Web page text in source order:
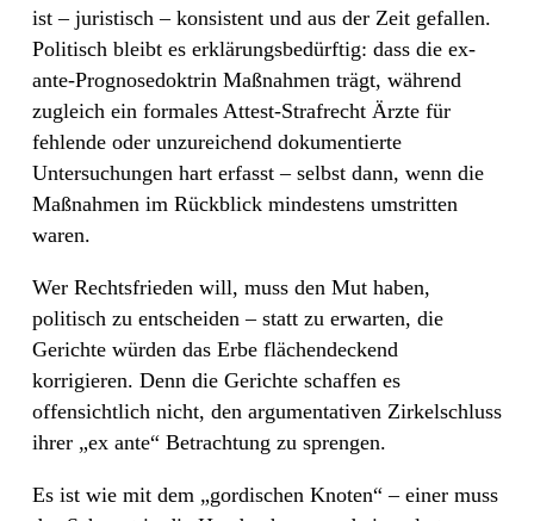
ist – juristisch – konsistent und aus der Zeit gefallen.
Politisch bleibt es erklärungsbedürftig: dass die ex-
ante-Prognosedoktrin Maßnahmen trägt, während
zugleich ein formales Attest-Strafrecht Ärzte für
fehlende oder unzureichend dokumentierte
Untersuchungen hart erfasst – selbst dann, wenn die
Maßnahmen im Rückblick mindestens umstritten
waren.
Wer Rechtsfrieden will, muss den Mut haben,
politisch zu entscheiden – statt zu erwarten, die
Gerichte würden das Erbe flächendeckend
korrigieren. Denn die Gerichte schaffen es
offensichtlich nicht, den argumentativen Zirkelschluss
ihrer „ex ante“ Betrachtung zu sprengen.
Es ist wie mit dem „gordischen Knoten“ – einer muss